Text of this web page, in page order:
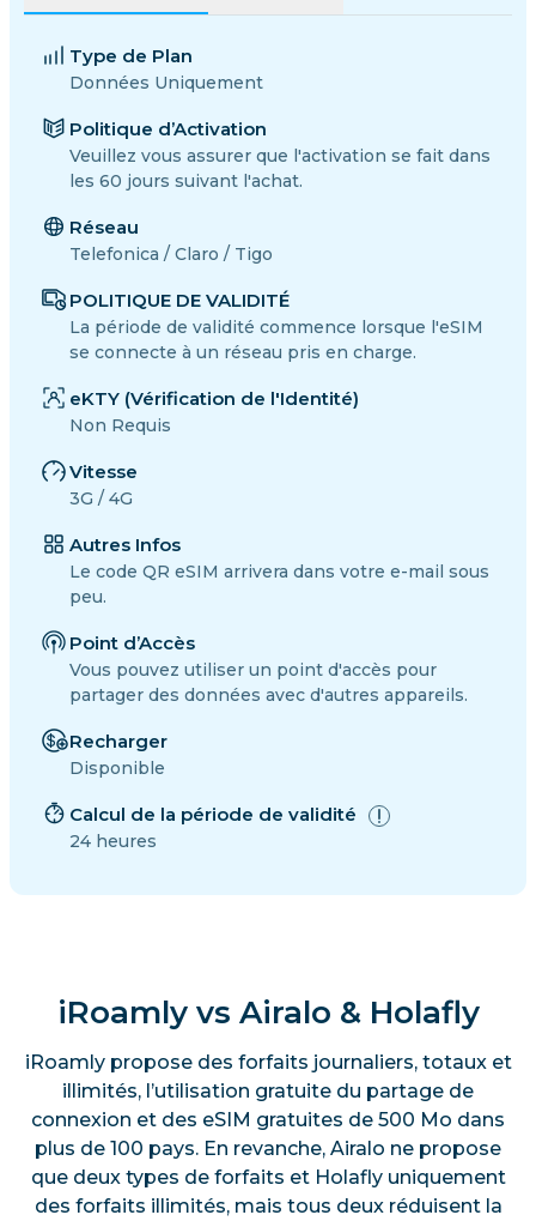
Type de Plan
Données Uniquement
Politique d’Activation
Veuillez vous assurer que l'activation se fait dans
les 60 jours suivant l'achat.
Réseau
Telefonica / Claro / Tigo
POLITIQUE DE VALIDITÉ
La période de validité commence lorsque l'eSIM
se connecte à un réseau pris en charge.
eKTY (Vérification de l'Identité)
Non Requis
Vitesse
3G / 4G
Autres Infos
Le code QR eSIM arrivera dans votre e-mail sous
peu.
Point d’Accès
Vous pouvez utiliser un point d'accès pour
partager des données avec d'autres appareils.
Recharger
Disponible
Calcul de la période de validité
24 heures
iRoamly vs Airalo & Holafly
iRoamly propose des forfaits journaliers, totaux et
illimités, l’utilisation gratuite du partage de
connexion et des eSIM gratuites de 500 Mo dans
plus de 100 pays. En revanche, Airalo ne propose
que deux types de forfaits et Holafly uniquement
des forfaits illimités, mais tous deux réduisent la